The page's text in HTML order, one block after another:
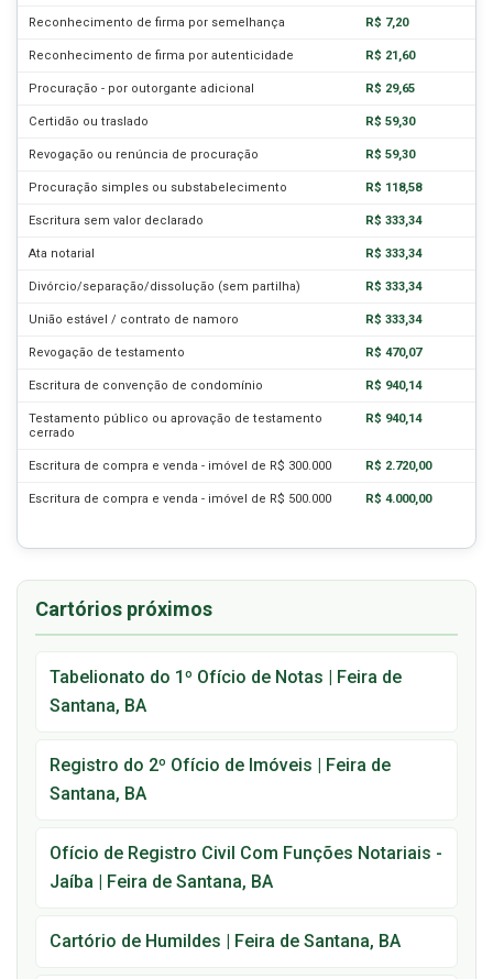
Reconhecimento de firma por semelhança R$ 7,20
Reconhecimento de firma por autenticidade R$ 21,60
Procuração - por outorgante adicional R$ 29,65
Certidão ou traslado R$ 59,30
Revogação ou renúncia de procuração R$ 59,30
Procuração simples ou substabelecimento R$ 118,58
Escritura sem valor declarado R$ 333,34
Ata notarial R$ 333,34
Divórcio/separação/dissolução (sem partilha) R$ 333,34
União estável / contrato de namoro R$ 333,34
Revogação de testamento R$ 470,07
Escritura de convenção de condomínio R$ 940,14
Testamento público ou aprovação de testamento
cerrado
R$ 940,14
Escritura de compra e venda - imóvel de R$ 300.000 R$ 2.720,00
Escritura de compra e venda - imóvel de R$ 500.000 R$ 4.000,00
Cartórios próximos
Tabelionato do 1º Ofício de Notas | Feira de
Santana, BA
Registro do 2º Ofício de Imóveis | Feira de
Santana, BA
Ofício de Registro Civil Com Funções Notariais -
Jaíba | Feira de Santana, BA
Cartório de Humildes | Feira de Santana, BA